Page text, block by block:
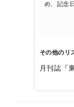
め、記念
その他のリ
月刊誌『